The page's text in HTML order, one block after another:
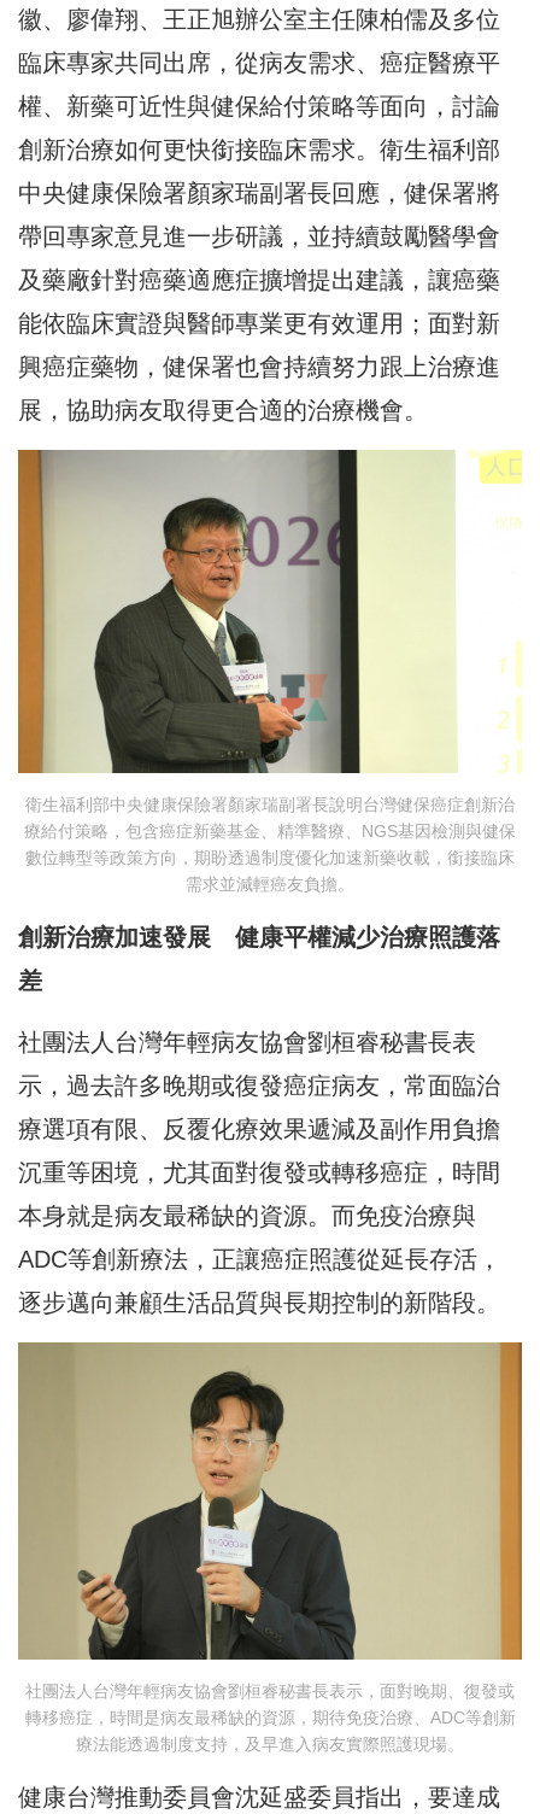
徽、廖偉翔、王正旭辦公室主任陳柏儒及多位
臨床專家共同出席，從病友需求、癌症醫療平
權、新藥可近性與健保給付策略等面向，討論
創新治療如何更快銜接臨床需求。衛生福利部
中央健康保險署顏家瑞副署長回應，健保署將
帶回專家意見進一步研議，並持續鼓勵醫學會
及藥廠針對癌藥適應症擴增提出建議，讓癌藥
能依臨床實證與醫師專業更有效運用；面對新
興癌症藥物，健保署也會持續努力跟上治療進
展，協助病友取得更合適的治療機會。
衛生福利部中央健康保險署顏家瑞副署長說明台灣健保癌症創新治
療給付策略，包含癌症新藥基金、精準醫療、NGS基因檢測與健保
數位轉型等政策方向，期盼透過制度優化加速新藥收載，銜接臨床
需求並減輕癌友負擔。
創新治療加速發展 健康平權減少治療照護落
差
社團法人台灣年輕病友協會劉桓睿秘書長表
示，過去許多晚期或復發癌症病友，常面臨治
療選項有限、反覆化療效果遞減及副作用負擔
沉重等困境，尤其面對復發或轉移癌症，時間
本身就是病友最稀缺的資源。而免疫治療與
ADC等創新療法，正讓癌症照護從延長存活，
逐步邁向兼顧生活品質與長期控制的新階段。
社團法人台灣年輕病友協會劉桓睿秘書長表示，面對晚期、復發或
轉移癌症，時間是病友最稀缺的資源，期待免疫治療、ADC等創新
療法能透過制度支持，及早進入病友實際照護現場。
健康台灣推動委員會沈延盛委員指出，要達成